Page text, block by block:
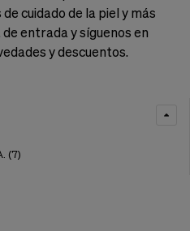
cuidado de la piel y más
entrada y síguenos en
y descuentos.
(7)